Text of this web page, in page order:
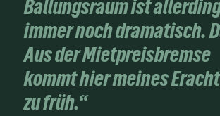
Ballungsraum ist
immer noch dramatisch.
Aus der Mietpreisbremse
kommt hier meines
zu früh.“